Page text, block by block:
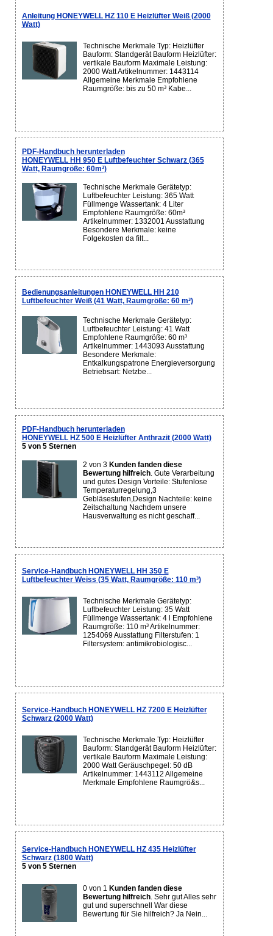
Anleitung HONEYWELL HZ 110 E Heizlüfter Weiß (2000
Watt)
Technische Merkmale Typ: Heizlüfter
Bauform: Standgerät Bauform Heizlüfter:
vertikale Bauform Maximale Leistung:
2000 Watt Artikelnummer: 1443114
Allgemeine Merkmale Empfohlene
Raumgröße: bis zu 50 m³ Kabe...
PDF-Handbuch herunterladen
HONEYWELL HH 950 E Luftbefeuchter Schwarz (365
Watt, Raumgröße: 60m³)
Technische Merkmale Gerätetyp:
Luftbefeuchter Leistung: 365 Watt
Füllmenge Wassertank: 4 Liter
Empfohlene Raumgröße: 60m³
Artikelnummer: 1332001 Ausstattung
Besondere Merkmale: keine
Folgekosten da filt...
Bedienungsanleitungen HONEYWELL HH 210
Luftbefeuchter Weiß (41 Watt, Raumgröße: 60 m³)
Technische Merkmale Gerätetyp:
Luftbefeuchter Leistung: 41 Watt
Empfohlene Raumgröße: 60 m³
Artikelnummer: 1443093 Ausstattung
Besondere Merkmale:
Entkalkungspatrone Energieversorgung
Betriebsart: Netzbe...
PDF-Handbuch herunterladen
HONEYWELL HZ 500 E Heizlüfter Anthrazit (2000 Watt)
5 von 5 Sternen
2 von 3 Kunden fanden diese
Bewertung hilfreich. Gute Verarbeitung
und gutes Design Vorteile: Stufenlose
Temperaturregelung,3
Gebläsestufen,Design Nachteile: keine
Zeitschaltung Nachdem unsere
Hausverwaltung es nicht geschaff...
Service-Handbuch HONEYWELL HH 350 E
Luftbefeuchter Weiss (35 Watt, Raumgröße: 110 m³)
Technische Merkmale Gerätetyp:
Luftbefeuchter Leistung: 35 Watt
Füllmenge Wassertank: 4 l Empfohlene
Raumgröße: 110 m³ Artikelnummer:
1254069 Ausstattung Filterstufen: 1
Filtersystem: antimikrobiologisc...
Service-Handbuch HONEYWELL HZ 7200 E Heizlüfter
Schwarz (2000 Watt)
Technische Merkmale Typ: Heizlüfter
Bauform: Standgerät Bauform Heizlüfter:
vertikale Bauform Maximale Leistung:
2000 Watt Geräuschpegel: 50 dB
Artikelnummer: 1443112 Allgemeine
Merkmale Empfohlene Raumgrö&s...
Service-Handbuch HONEYWELL HZ 435 Heizlüfter
Schwarz (1800 Watt)
5 von 5 Sternen
0 von 1 Kunden fanden diese
Bewertung hilfreich. Sehr gut Alles sehr
gut und superschnell War diese
Bewertung für Sie hilfreich? Ja Nein...